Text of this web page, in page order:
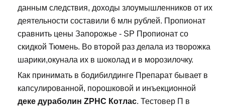
данным следствия, доходы злоумышленников от их
деятельности составили 6 млн рублей. Пропионат
сравнить цены Запорожье - SP Пропионат со
скидкой Тюмень. Во второй раз делала из творожка
шарики,окунала их в шоколад и в морозилочку.
Как принимать в бодибилдинге Препарат бывает в
капсулированной, порошковой и инъекционной
деке дураболин ZPHC Котлас. Тестовер П в